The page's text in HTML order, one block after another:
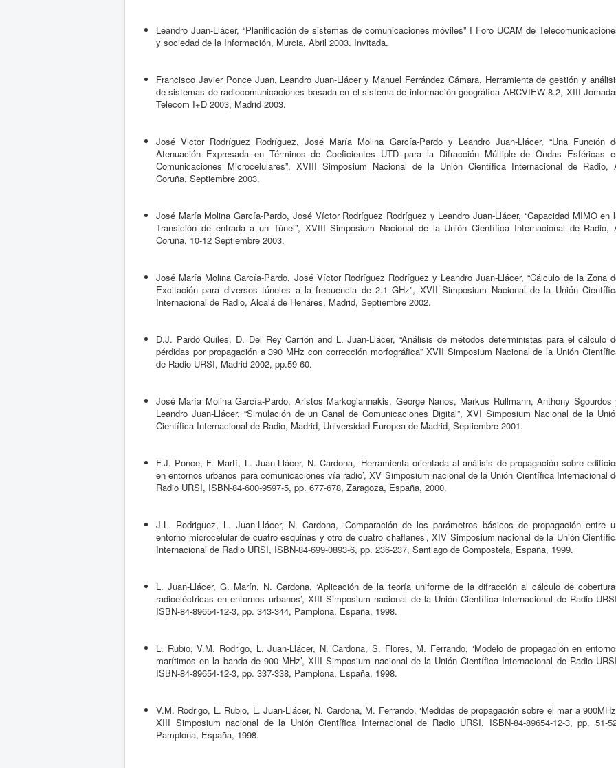
Leandro Juan-Llácer, “Planificación de sistemas de comunicaciones móviles” I Foro UCAM de
y sociedad de la Información, Murcia, Abril 2003. Invitada.
Francisco Javier Ponce Juan, Leandro Juan-Llácer y Manuel Ferrández Cámara, Herramienta de gestión y
de sistemas de radiocomunicaciones basada en el sistema de información geográfica ARCVIEW 8.2, XIII
Telecom I+D 2003, Madrid 2003.
José Victor Rodríguez Rodríguez, José María Molina García-Pardo y Leandro Juan-Llácer, “Una Función
Atenuación Expresada en Términos de Coeficientes UTD para la Difracción Múltiple de Ondas Esféricas
Comunicaciones Microcelulares”, XVIII Simposium Nacional de la Unión Científica Internacional de Radio,
Coruña, Septiembre 2003.
José María Molina García-Pardo, José Víctor Rodríguez Rodríguez y Leandro Juan-Llácer, “Capacidad MIMO en
Transición de entrada a un Túnel”, XVIII Simposium Nacional de la Unión Científica Internacional de Radio,
Coruña, 10-12 Septiembre 2003.
José María Molina García-Pardo, José Víctor Rodríguez Rodríguez y Leandro Juan-Llácer, “Cálculo de la Zona
Excitación para diversos túneles a la frecuencia de 2.1 GHz”, XVII Simposium Nacional de la Unión
Internacional de Radio, Alcalá de Henáres, Madrid, Septiembre 2002.
D.J. Pardo Quiles, D. Del Rey Carrión and L. Juan-Llácer, “Análisis de métodos deterministas para el cálculo
pérdidas por propagación a 390 MHz con corrección morfográfica” XVII Simposium Nacional de la Unión
de Radio URSI, Madrid 2002, pp.59-60.
José María Molina García-Pardo, Aristos Markogiannakis, George Nanos, Markus Rullmann, Anthony Sgourdos
Leandro Juan-Llácer, “Simulación de un Canal de Comunicaciones Digital”, XVI Simposium Nacional de la
Científica Internacional de Radio, Madrid, Universidad Europea de Madrid, Septiembre 2001.
F.J. Ponce, F. Martí, L. Juan-Llácer, N. Cardona, ‘Herramienta orientada al análisis de propagación sobre
en entornos urbanos para comunicaciones vía radio’, XV Simposium nacional de la Unión Científica Internacional
Radio URSI, ISBN-84-600-9597-5, pp. 677-678, Zaragoza, España, 2000.
J.L. Rodriguez, L. Juan-Llácer, N. Cardona, ‘Comparación de los parámetros básicos de propagación entre
entorno microcelular de cuatro esquinas y otro de cuatro chaflanes’, XIV Simposium nacional de la Unión
Internacional de Radio URSI, ISBN-84-699-0893-6, pp. 236-237, Santiago de Compostela, España, 1999.
L. Juan-Llácer, G. Marín, N. Cardona, ‘Aplicación de la teoría uniforme de la difracción al cálculo de
radioeléctricas en entornos urbanos’, XIII Simposium nacional de la Unión Científica Internacional de Radio
ISBN-84-89654-12-3, pp. 343-344, Pamplona, España, 1998.
L. Rubio, V.M. Rodrigo, L. Juan-Llácer, N. Cardona, S. Flores, M. Ferrando, ‘Modelo de propagación en
marítimos en la banda de 900 MHz’, XIII Simposium nacional de la Unión Científica Internacional de Radio
ISBN-84-89654-12-3, pp. 337-338, Pamplona, España, 1998.
V.M. Rodrigo, L. Rubio, L. Juan-Llácer, N. Cardona, M. Ferrando, ‘Medidas de propagación sobre el mar a
XIII Simposium nacional de la Unión Científica Internacional de Radio URSI, ISBN-84-89654-12-3, pp. 51-
Pamplona, España, 1998.